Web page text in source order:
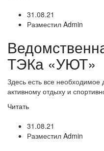
31.08.21
Разместил Admin
ТЭКа «УЮТ»
Здесь есть все необходимое
активному отдыху и
Читать
31.08.21
Разместил Admin